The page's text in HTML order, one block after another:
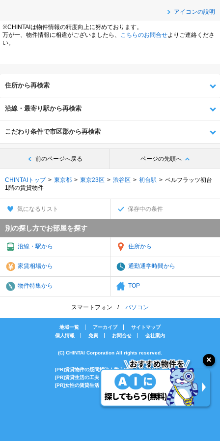
アイコンの説明
※CHINTAIは物件情報の精度向上に努めております。
万が一、物件情報に相違がございましたら、
こちらのお問合せよりご連絡くださ
い。
住所から再検索
沿線・最寄り駅から再検索
こだわり条件で市区郡から再検索
前のページへ戻る ページの先頭へ
CHINTAIトップ 東京都 東京23区 渋谷区 初台駅
ベルフラッツ初台
1階の賃貸物件
気になるリスト 保存中の条件
別の探し方でお部屋を探す
沿線・駅から 住所から
家賃相場から 通勤通学時間から
物件特集から TOP
スマートフォン パソコン
地域一覧 アーカイブ
サイトマップ
個人情報
免責 お問合せ 会社案内
(C) CHINTAI Corporation All rights reserved.
[PR]賃貸物件の疑問解決！教えてエイブルAGENT
[PR]賃貸生活の工夫を紹介！CHINTAI情報局
[PR]女性の賃貸生活を応援！Woman.CHINTAI